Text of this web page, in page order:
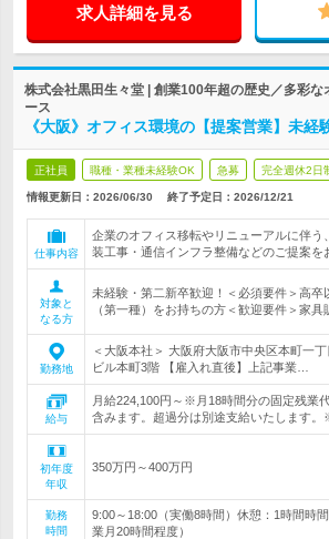
求人詳細を見る
株式会社黒田生々堂 | 創業100年超の歴史／多彩な
ース
《大阪》オフィス環境の【提案営業】未経
正社員 職種・業種未経験OK 急募 完全週休2日
情報更新日：2026/06/30 終了予定日： 2026/12/21
仕事内容
企業のオフィス移転やリニューアルに伴う
装工事・通信インフラ整備などのご提案を
対象と
なる方
未経験・第二新卒歓迎！＜必須要件＞高卒
（第一種）をお持ちの方＜歓迎要件＞家
勤務地
＜大阪本社＞ 大阪府大阪市中央区本町一
ビル本町3階 【雇入れ直後】上記事業…
給与
月給224,100円～※月18時間分の固定残業
含みます。超過分は別途支給いたします
初年度
年収
350万円～400万円
勤務
時間
9:00～18:00（実働8時間）休憩：1時間時
業月20時間程度）